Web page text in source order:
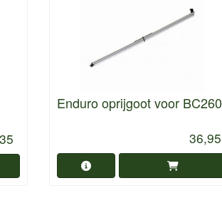
Enduro oprijgoot voor BC260
36,95